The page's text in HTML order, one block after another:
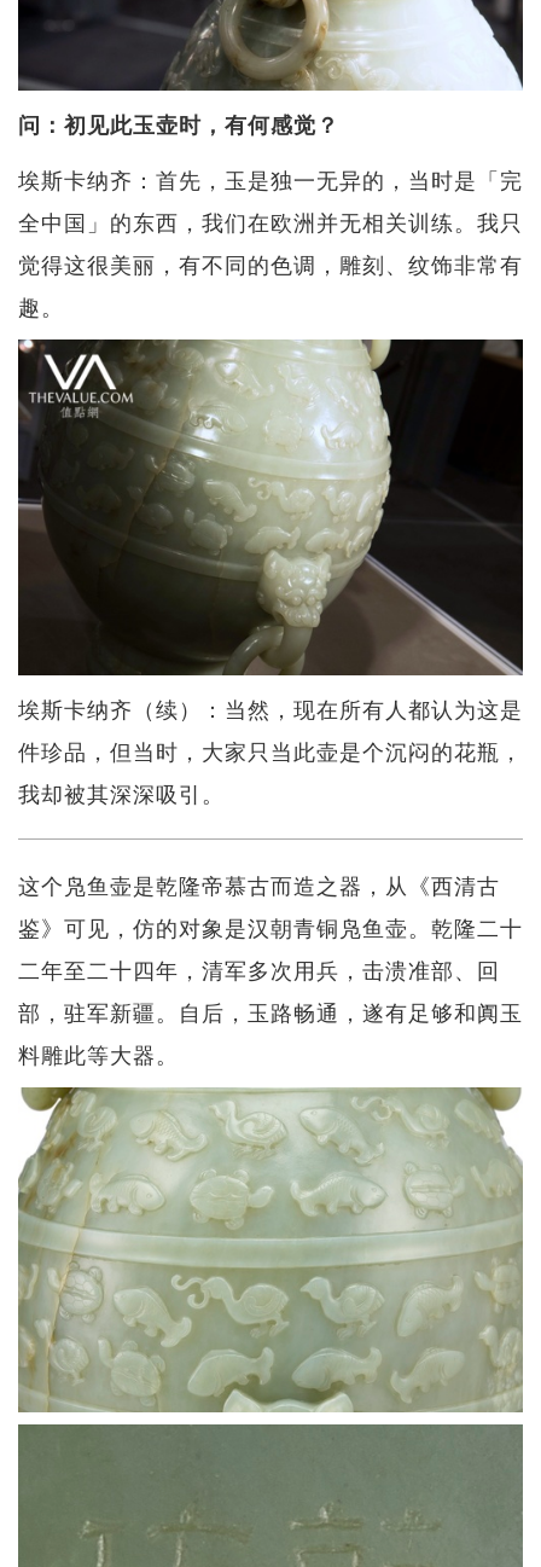
问：初见此玉壶时，有何感觉？
埃斯卡纳齐：首先，玉是独一无异的，当时是「完
全中国」的东西，我们在欧洲并无相关训练。我只
觉得这很美丽，有不同的色调，雕刻、纹饰非常有
趣。
埃斯卡纳齐（续）：当然，现在所有人都认为这是
件珍品，但当时，大家只当此壶是个沉闷的花瓶，
我却被其深深吸引。
这个凫鱼壶是乾隆帝慕古而造之器，从《西清古
鉴》可见，仿的对象是汉朝青铜凫鱼壶。乾隆二十
二年至二十四年，清军多次用兵，击溃准部、回
部，驻军新疆。自后，玉路畅通，遂有足够和阗玉
料雕此等大器。